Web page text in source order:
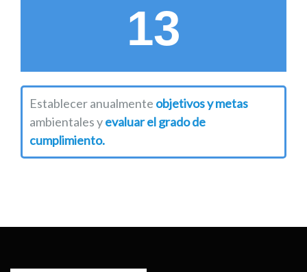
13
Establecer anualmente objetivos y metas
ambientales yevaluar el grado de
cumplimiento.